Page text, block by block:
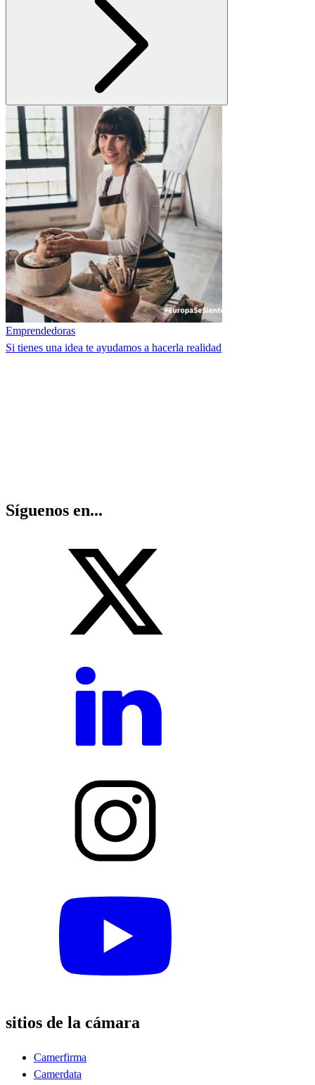
Emprendedoras
Si tienes una idea te ayudamos a hacerla realidad
Síguenos en...
sitios de la cámara
Camerfirma
Camerdata